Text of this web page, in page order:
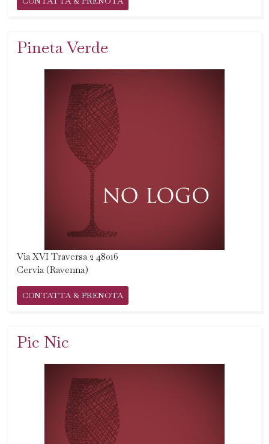
Pineta Verde
Via XVI Traversa 2 48016
Cervia (Ravenna)
CONTATTA & PRENOTA
Pic Nic